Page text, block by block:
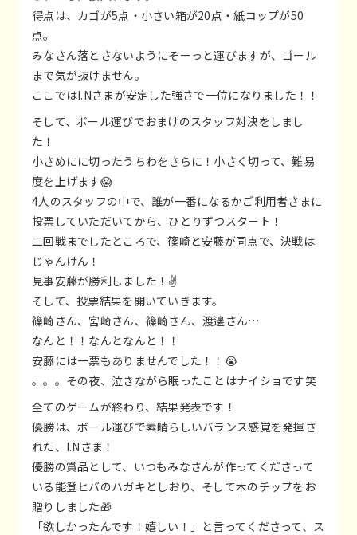
得点は、カゴが5点・小さい箱が20点・紙コップが50
点。
みなさん落とさないようにそーっと運びますが、ゴール
まで気が抜けません。
ここではI.Nさまが安定した強さで一位になりました！！
そして、ボール運びでおまけのスタッフ対決をしまし
た！
小さめにに切ったうちわをさらに！小さく切って、難易
度を上げます😱
4人のスタッフの中で、誰が一番になるかご利用者さまに
投票していただいてから、ひとりずつスタート！
二回戦までしたところで、篠崎と安藤が同点で、決戦は
じゃんけん！
見事安藤が勝利しました！✌️
そして、投票結果を開いていきます。
篠崎さん、宮崎さん、篠崎さん、渡邊さん…
なんと！！なんとなんと！！
安藤には一票もありませんでした！！😭
。。。その夜、泣きながら眠ったことはナイショです笑
全てのゲームが終わり、結果発表です！
優勝は、ボール運びで素晴らしいバランス感覚を発揮さ
れた、I.Nさま！
優勝の賞品として、いつもみなさんが作ってくださって
いる能登ヒバのハガキとしおり、そして木のチップをお
贈りしました🎁
「欲しかったんです！嬉しい！」と言ってくださって、ス